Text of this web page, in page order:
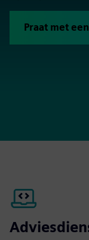
Praat met